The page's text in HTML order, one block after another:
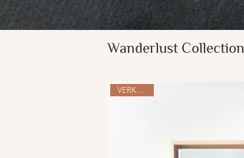
Wanderlust Collection
VERKOCHT